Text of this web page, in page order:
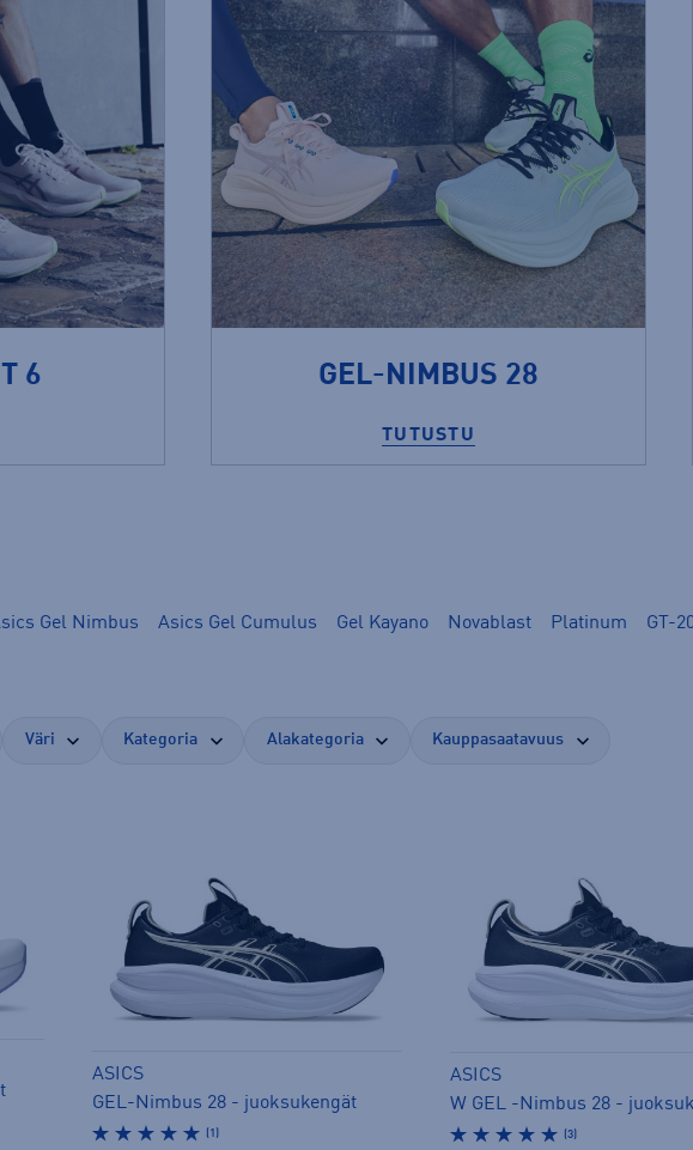
6 GEL-NIMBUS 28
TUTUSTU
Gel Nimbus Asics Gel Cumulus Gel Kayano Novablast Platinum GT-
Väri Kategoria Alakategoria Kauppasaatavuus
ASICS
GEL-Nimbus 28 - juoksukengät
(1)
ASICS
W GEL -Nimbus 28 -
(3)